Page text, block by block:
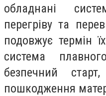
обладнані
перегріву та
подовжує термін
система
безпечний
пошкодження